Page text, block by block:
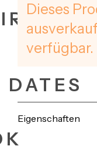
DATES
Dieses
verfügbar.
Eigenschaften